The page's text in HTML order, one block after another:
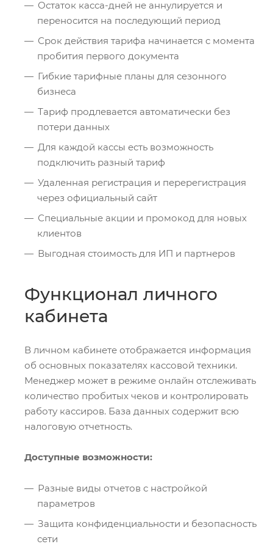
Остаток касса-дней не аннулируется и
переносится на последующий период
Срок действия тарифа начинается с момента
пробития первого документа
Гибкие тарифные планы для сезонного
бизнеса
Тариф продлевается автоматически без
потери данных
Для каждой кассы есть возможность
подключить разный тариф
Удаленная регистрация и перерегистрация
через официальный сайт
Специальные акции и промокод для новых
клиентов
Выгодная стоимость для ИП и партнеров
Функционал личного
кабинета
В личном кабинете отображается информация
об основных показателях кассовой техники.
Менеджер может в режиме онлайн отслеживать
количество пробитых чеков и контролировать
работу кассиров. База данных содержит всю
налоговую отчетность.
Доступные возможности:
Разные виды отчетов с настройкой
параметров
Защита конфиденциальности и безопасность
сети